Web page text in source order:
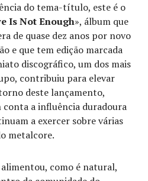
do tema-título, este é o
Is Not Enough», álbum que
de quase dez anos por novo
e que tem edição marcada
discográfico, um dos mais
contribuiu para elevar
deste lançamento,
a influência duradoura
a exercer sobre várias
metalcore.
como é natural,